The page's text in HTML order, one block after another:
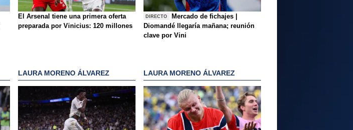
El Arsenal tiene una primera oferta
preparada por Vinicius: 120 millones
DIRECTO
Mercado de fichajes |
Diomandé llegaría mañana; reunión
clave por Vini
LAURA MORENO ÁLVAREZ LAURA MORENO ÁLVAREZ